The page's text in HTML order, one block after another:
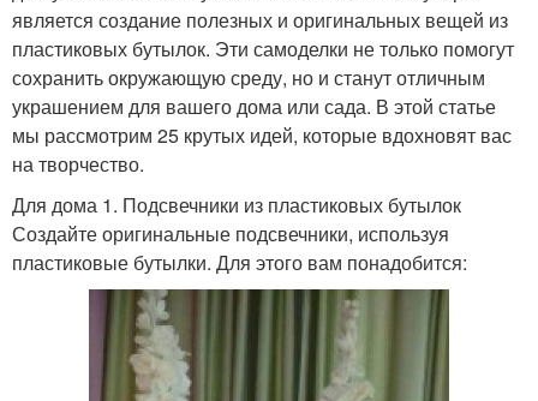
является создание полезных и оригинальных вещей из
пластиковых бутылок. Эти самоделки не только помогут
сохранить окружающую среду, но и станут отличным
украшением для вашего дома или сада. В этой статье
мы рассмотрим 25 крутых идей, которые вдохновят вас
на творчество.
Для дома 1. Подсвечники из пластиковых бутылок
Создайте оригинальные подсвечники, используя
пластиковые бутылки. Для этого вам понадобится: